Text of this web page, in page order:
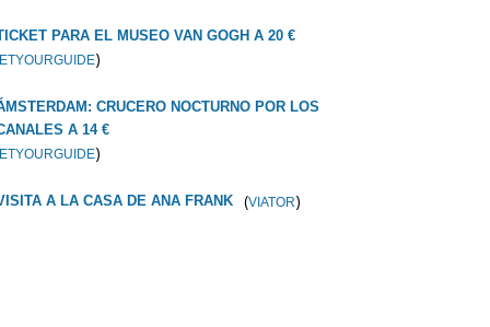
PARA EL MUSEO VAN GOGH A 20 €
)
CRUCERO NOCTURNO POR LOS
A 14 €
)
A LA CASA DE ANA FRANK (VIATOR)